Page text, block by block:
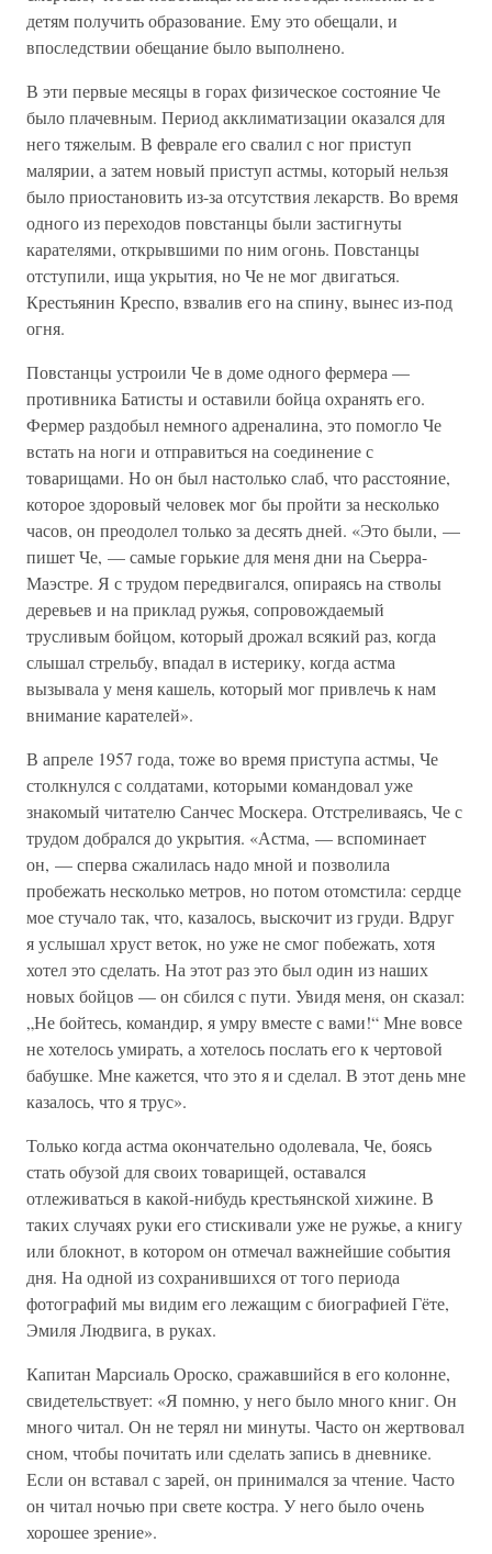
детям получить образование. Ему это обещали, и
впоследствии обещание было выполнено.
В эти первые месяцы в горах физическое состояние Че
было плачевным. Период акклиматизации оказался для
него тяжелым. В феврале его свалил с ног приступ
малярии, а затем новый приступ астмы, который нельзя
было приостановить из-за отсутствия лекарств. Во время
одного из переходов повстанцы были застигнуты
карателями, открывшими по ним огонь. Повстанцы
отступили, ища укрытия, но Че не мог двигаться.
Крестьянин Креспо, взвалив его на спину, вынес из-под
огня.
Повстанцы устроили Че в доме одного фермера —
противника Батисты и оставили бойца охранять его.
Фермер раздобыл немного адреналина, это помогло Че
встать на ноги и отправиться на соединение с
товарищами. Но он был настолько слаб, что расстояние,
которое здоровый человек мог бы пройти за несколько
часов, он преодолел только за десять дней. «Это были, —
пишет Че, — самые горькие для меня дни на Сьерра-
Маэстре. Я с трудом передвигался, опираясь на стволы
деревьев и на приклад ружья, сопровождаемый
трусливым бойцом, который дрожал всякий раз, когда
слышал стрельбу, впадал в истерику, когда астма
вызывала у меня кашель, который мог привлечь к нам
внимание карателей».
В апреле 1957 года, тоже во время приступа астмы, Че
столкнулся с солдатами, которыми командовал уже
знакомый читателю Санчес Москера. Отстреливаясь, Че с
трудом добрался до укрытия. «Астма, — вспоминает
он, — сперва сжалилась надо мной и позволила
пробежать несколько метров, но потом отомстила: сердце
мое стучало так, что, казалось, выскочит из груди. Вдруг
я услышал хруст веток, но уже не смог побежать, хотя
хотел это сделать. На этот раз это был один из наших
новых бойцов — он сбился с пути. Увидя меня, он сказал:
„Не бойтесь, командир, я умру вместе с вами!“ Мне вовсе
не хотелось умирать, а хотелось послать его к чертовой
бабушке. Мне кажется, что это я и сделал. В этот день мне
казалось, что я трус».
Только когда астма окончательно одолевала, Че, боясь
стать обузой для своих товарищей, оставался
отлеживаться в какой-нибудь крестьянской хижине. В
таких случаях руки его стискивали уже не ружье, а книгу
или блокнот, в котором он отмечал важнейшие события
дня. На одной из сохранившихся от того периода
фотографий мы видим его лежащим с биографией Гёте,
Эмиля Людвига, в руках.
Капитан Марсиаль Ороско, сражавшийся в его колонне,
свидетельствует: «Я помню, у него было много книг. Он
много читал. Он не терял ни минуты. Часто он жертвовал
сном, чтобы почитать или сделать запись в дневнике.
Если он вставал с зарей, он принимался за чтение. Часто
он читал ночью при свете костра. У него было очень
хорошее зрение».